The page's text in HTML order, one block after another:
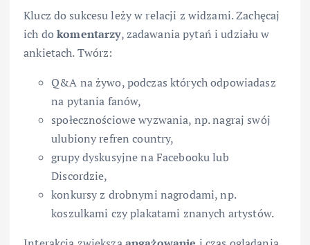
Klucz do sukcesu leży w relacji z widzami. Zachęcaj
ich dokomentarzy, zadawania pytań i udziału w
ankietach. Twórz:
Q&A na żywo, podczas których odpowiadasz
na pytania fanów,
społecznościowe wyzwania, np. nagraj swój
ulubiony refren country,
grupy dyskusyjne na Facebooku lub
Discordzie,
konkursy z drobnymi nagrodami, np.
koszulkami czy plakatami znanych artystów.